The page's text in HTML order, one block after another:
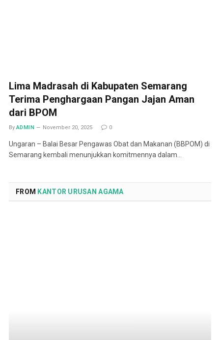
Lima Madrasah di Kabupaten Semarang
Terima Penghargaan Pangan Jajan Aman
dari BPOM
By ADMIN November 20, 2025 0
Ungaran – Balai Besar Pengawas Obat dan Makanan (BBPOM) di
Semarang kembali menunjukkan komitmennya dalam…
FROM KANTOR URUSAN AGAMA